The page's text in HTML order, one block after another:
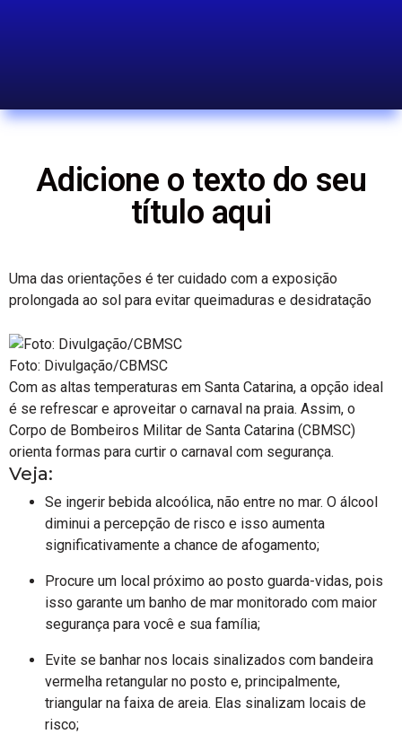
Adicione o texto do seu
título aqui
Uma das orientações é ter cuidado com a exposição
prolongada ao sol para evitar queimaduras e desidratação
Foto: Divulgação/CBMSC
Com as altas temperaturas em Santa Catarina, a opção ideal
é se refrescar e aproveitar o carnaval na praia. Assim, o
Corpo de Bombeiros Militar de Santa Catarina (CBMSC)
orienta formas para curtir o carnaval com segurança.
Veja:
Se ingerir bebida alcoólica, não entre no mar. O álcool
diminui a percepção de risco e isso aumenta
significativamente a chance de afogamento;
Procure um local próximo ao posto guarda-vidas, pois
isso garante um banho de mar monitorado com maior
segurança para você e sua família;
Evite se banhar nos locais sinalizados com bandeira
vermelha retangular no posto e, principalmente,
triangular na faixa de areia. Elas sinalizam locais de
risco;